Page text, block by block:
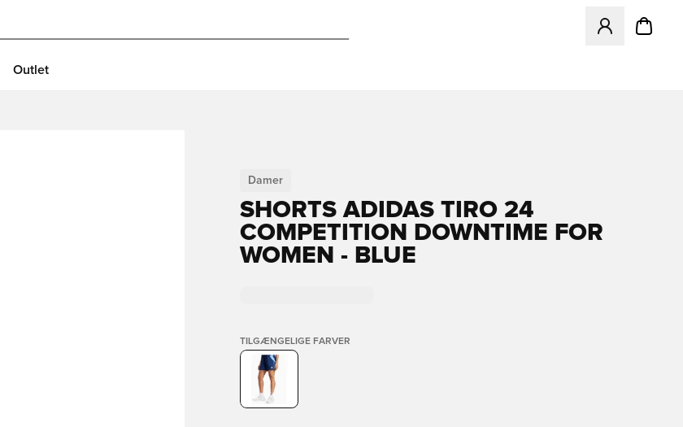
Åbner en
Outlet
Damer
SHORTS ADIDAS TIRO 24
COMPETITION DOWNTIME FOR
WOMEN - BLUE
TILGÆNGELIGE FARVER